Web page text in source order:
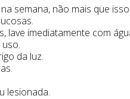
semana, não mais que
lave imediatamente com
da luz.
lesionada.